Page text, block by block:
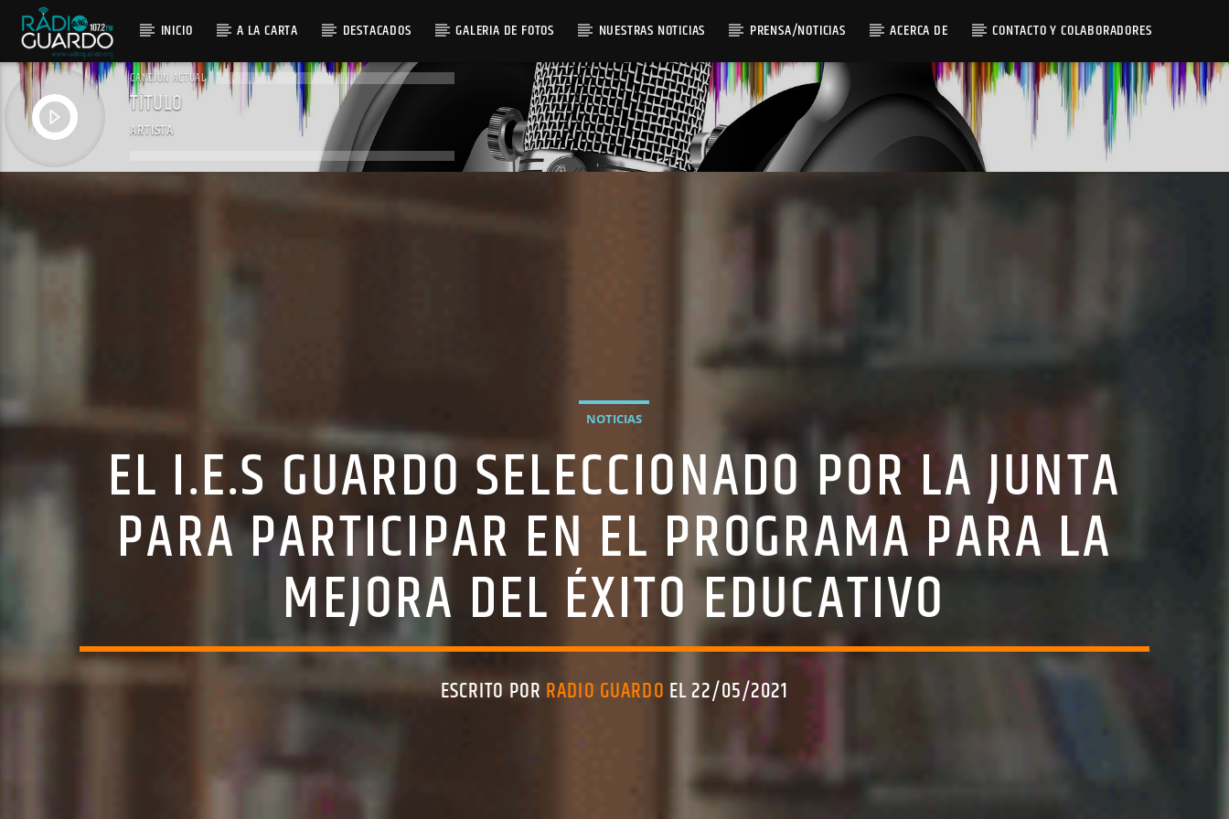
INICIO A LA CARTA DESTACADOS GALERIA DE FOTOS NUESTRAS NOTICIAS PRENSA/NOTICIAS ACERCA DE CONTACTO Y COLABORADORES
CANCIÓN ACTUAL
TÍTULO
ARTISTA
NOTICIAS
EL I.E.S GUARDO SELECCIONADO POR LA JUNTA
PARA PARTICIPAR EN EL PROGRAMA PARA LA
MEJORA DEL ÉXITO EDUCATIVO
ESCRITO POR RADIO GUARDO EL 22/05/2021